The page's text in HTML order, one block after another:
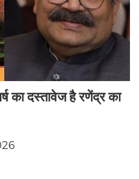
का दस्तावेज है रणेंद्र का